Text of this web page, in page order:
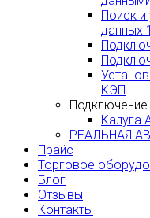
Поиск
данных
КЭП
Подключение
Калуга
РЕАЛЬНАЯ
Прайс
Торговое
Блог
Отзывы
Контакты